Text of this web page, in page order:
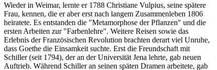
Wieder in Weimar, lernte er 1788 Christiane Vulpius, seine spätere
Frau, kennen, die er aber erst nach langem Zusammenleben 1806
heiratete. Es entstanden die "Metamorphose der Pflanzen" und die
ersten Arbeiten zur "Farbenlehre". Weitere Reisen sowie das
Erlebnis der Französischen Revolution brachten derart viel Unruhe,
dass Goethe die Einsamkeit suchte. Erst die Freundschaft mit
Schiller (seit 1794), der an der Universität Jena lehrte, gab neuen
Auftrieb. Während Schiller an seinen späten Dramen arbeitete, gab